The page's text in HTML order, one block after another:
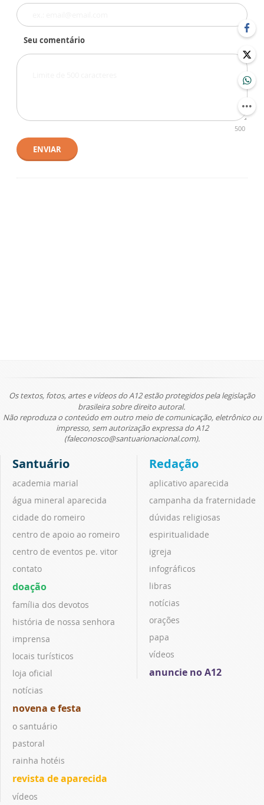
Seu comentário
500
ENVIAR
Os textos, fotos, artes e vídeos do A12 estão protegidos pela legislação
brasileira sobre direito autoral.
Não reproduza o conteúdo em outro meio de comunicação, eletrônico ou
impresso, sem autorização expressa do A12
(faleconosco@santuarionacional.com).
Santuário
academia marial
água mineral aparecida
cidade do romeiro
centro de apoio ao romeiro
centro de eventos pe. vitor
contato
doação
família dos devotos
história de nossa senhora
imprensa
locais turísticos
loja oficial
notícias
novena e festa
o santuário
pastoral
rainha hotéis
revista de aparecida
vídeos
Redação
aplicativo aparecida
campanha da fraternidade
dúvidas religiosas
espiritualidade
igreja
infográficos
libras
notícias
orações
papa
vídeos
anuncie no A12